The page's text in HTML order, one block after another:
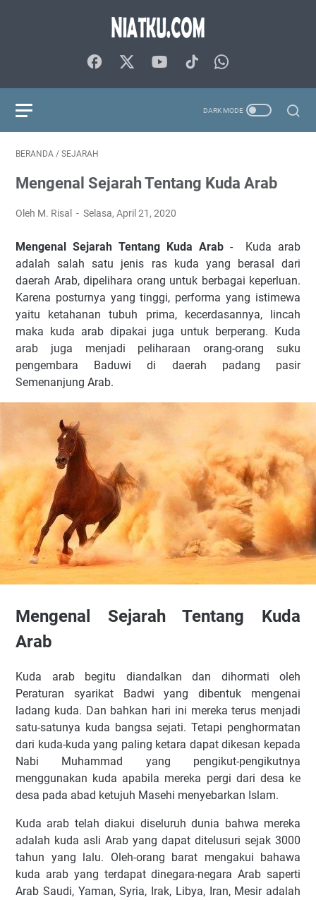
BERANDA / SEJARAH
Mengenal Sejarah Tentang Kuda Arab
Oleh M. Risal Selasa, April 21, 2020
Mengenal Sejarah Tentang Kuda Arab - Kuda arab
adalah salah satu jenis ras kuda yang berasal dari
daerah Arab, dipelihara orang untuk berbagai keperluan.
Karena posturnya yang tinggi, performa yang istimewa
yaitu ketahanan tubuh prima, kecerdasannya, lincah
maka kuda arab dipakai juga untuk berperang. Kuda
arab juga menjadi peliharaan orang-orang suku
pengembara Baduwi di daerah padang pasir
Semenanjung Arab.
Mengenal Sejarah Tentang Kuda
Arab
Kuda arab begitu diandalkan dan dihormati oleh
Peraturan syarikat Badwi yang dibentuk mengenai
ladang kuda. Dan bahkan hari ini mereka terus menjadi
satu-satunya kuda bangsa sejati. Tetapi penghormatan
dari kuda-kuda yang paling ketara dapat dikesan kepada
Nabi Muhammad yang pengikut-pengikutnya
menggunakan kuda apabila mereka pergi dari desa ke
desa pada abad ketujuh Masehi menyebarkan Islam.
Kuda arab telah diakui diseluruh dunia bahwa mereka
adalah kuda asli Arab yang dapat ditelusuri sejak 3000
tahun yang lalu. Oleh-orang barat mengakui bahawa
kuda arab yang terdapat dinegara-negara Arab saperti
Arab Saudi, Yaman, Syria, Irak, Libya, Iran, Mesir adalah